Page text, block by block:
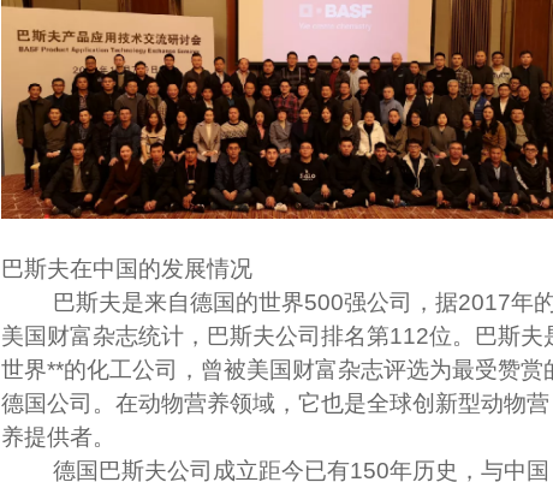
巴斯夫在中国的发展情况
巴斯夫是来自德国的世界500强公司，据2017年
美国财富杂志统计，巴斯夫公司排名第112位。巴斯夫
世界**的化工公司，曾被美国财富杂志评选为最受赞赏
德国公司。在动物营养领域，它也是全球创新型动物营
养提供者。
德国巴斯夫公司成立距今已有150年历史，与中国